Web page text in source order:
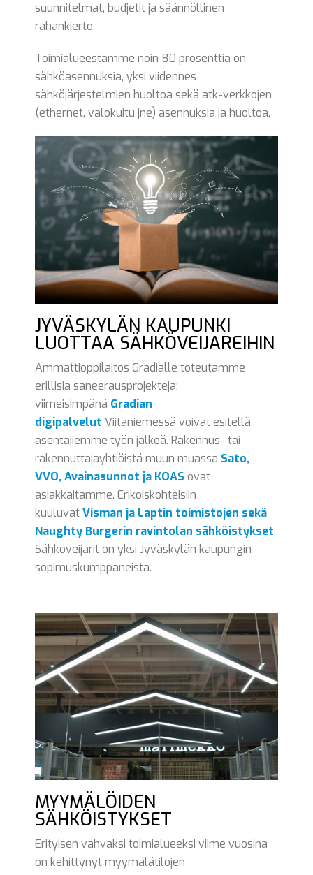
suunnitelmat, budjetit ja säännöllinen
rahankierto.
Toimialueestamme noin 80 prosenttia on
sähköasennuksia, yksi viidennes
sähköjärjestelmien huoltoa sekä atk-verkkojen
(ethernet, valokuitu jne) asennuksia ja huoltoa.
JYVÄSKYLÄN KAUPUNKI
LUOTTAA SÄHKÖVEIJAREIHIN
Ammattioppilaitos Gradialle toteutamme
erillisia saneerausprojekteja;
viimeisimpänä Gradian
digipalvelut Viitaniemessä voivat esitellä
asentajiemme työn jälkeä. Rakennus- tai
rakennuttajayhtiöistä muun muassa Sato,
VVO, Avainasunnot ja KOAS ovat
asiakkaitamme. Erikoiskohteisiin
kuuluvatVisman ja Laptin toimistojen sekä
Naughty Burgerin ravintolan sähköistykset.
Sähköveijarit on yksi Jyväskylän kaupungin
sopimuskumppaneista.
MYYMÄLÖIDEN
SÄHKÖISTYKSET
Erityisen vahvaksi toimialueeksi viime vuosina
on kehittynyt myymälätilojen